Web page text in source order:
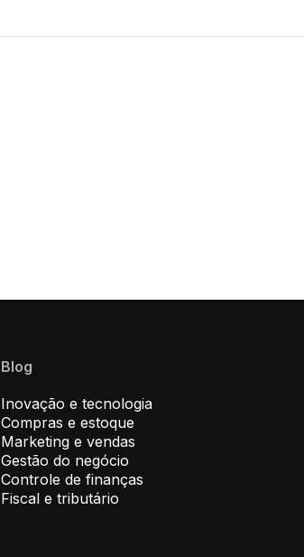
Blog
Inovação e tecnologia
Compras e estoque
Marketing e vendas
Gestão do negócio
Controle de finanças
Fiscal e tributário